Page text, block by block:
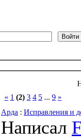
« 1 (2) 3 4 5 ... 9 »
Арда : Исправления и
Написал